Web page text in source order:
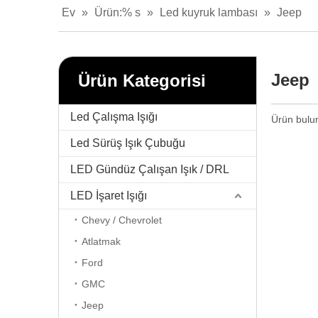
Ev » Ürün:% s » Led kuyruk lambası » Jeep
Ürün Kategorisi
Led Çalışma Işığı
Led Sürüş Işık Çubuğu
LED Gündüz Çalışan Işık / DRL
LED İşaret Işığı
Chevy / Chevrolet
Atlatmak
Ford
GMC
Jeep
Jeep
Ürün